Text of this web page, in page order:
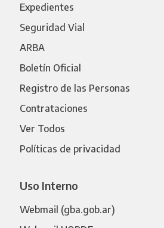
Expedientes
Seguridad Vial
ARBA
Boletín Oficial
Registro de las Personas
Contrataciones
Ver Todos
Políticas de privacidad
Uso Interno
Webmail (gba.gob.ar)